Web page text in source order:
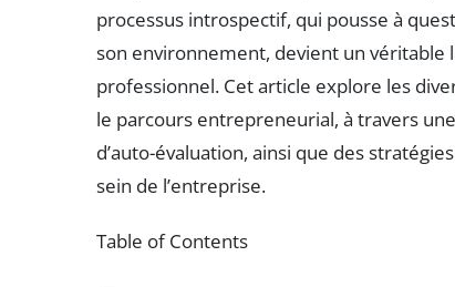
processus introspectif, qui pousse à
son environnement, devient un véritable
professionnel. Cet article explore les
le parcours entrepreneurial, à travers
d’auto-évaluation, ainsi que des
sein de l’entreprise.
Table of Contents